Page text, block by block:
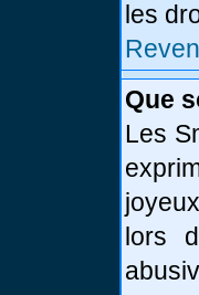
les
Que
Les
lors